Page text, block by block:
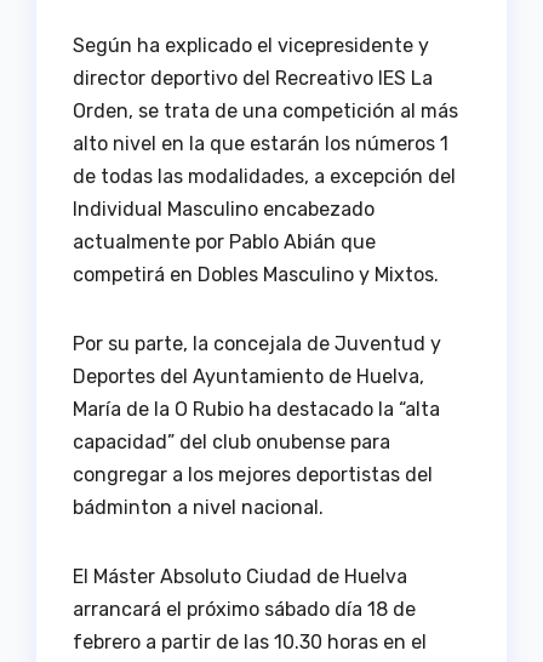
Según ha explicado el vicepresidente y
director deportivo del Recreativo IES La
Orden, se trata de una competición al más
alto nivel en la que estarán los números 1
de todas las modalidades, a excepción del
Individual Masculino encabezado
actualmente por Pablo Abián que
competirá en Dobles Masculino y Mixtos.
Por su parte, la concejala de Juventud y
Deportes del Ayuntamiento de Huelva,
María de la O Rubio ha destacado la “alta
capacidad” del club onubense para
congregar a los mejores deportistas del
bádminton a nivel nacional.
El Máster Absoluto Ciudad de Huelva
arrancará el próximo sábado día 18 de
febrero a partir de las 10.30 horas en el